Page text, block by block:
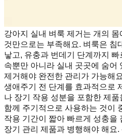
강아지 실내 벼룩 제거는 개의
것만으로는 부족해요. 벼룩은 침
낳고, 유충과 번데기 단계까지
속뿐만 아니라 실내 곳곳에 숨어
제거해야 완전한 관리가 가능해
생애주기 전 단계를 효과적으로
나 장기 작용 성분을 포함한 제
함께 주기적으로 사용하는 것이
작용 기간이 짧아 빠르게 성충을
장기 관리 제품과 병행해야 해요.